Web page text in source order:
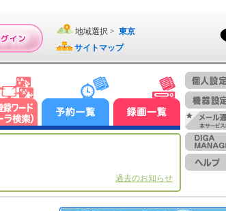
地域選択 > 東京
サイトマップ
過去のお知らせ